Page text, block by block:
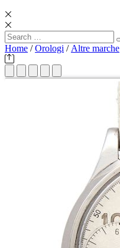
Search
for:
Home /Orologi / Altre marche